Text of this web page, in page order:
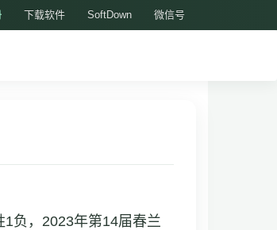
下载软件 SoftDown 微信号
负，2023年第14届春兰